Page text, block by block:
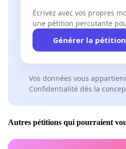
Écrivez avec vos propres
une pétition percutante
Générer la pétition
Vos données vous
Confidentialité dès la
Autres pétitions qui pourraient